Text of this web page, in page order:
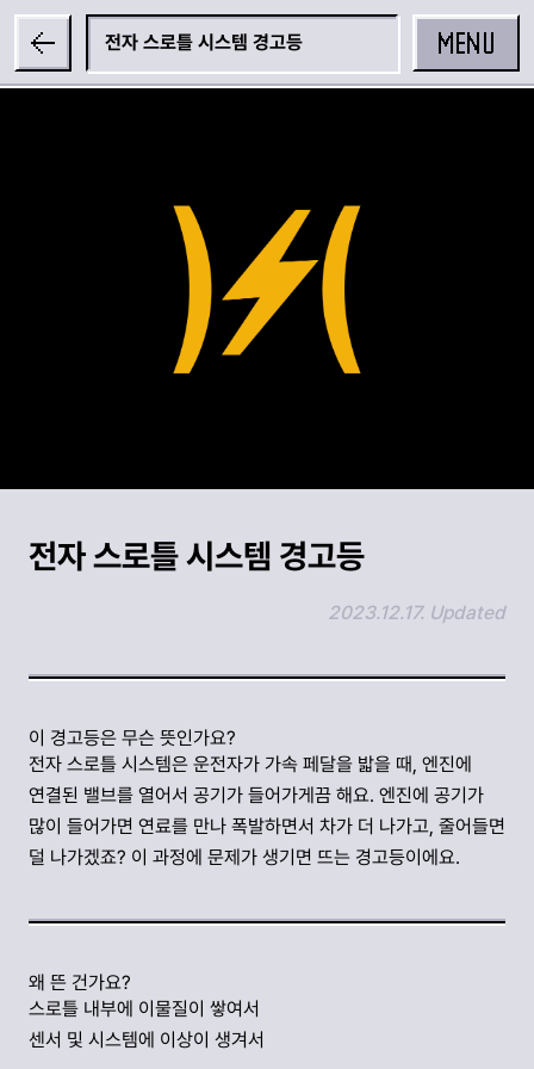
MENU
전자 스로틀 시스템 경고등
전자 스로틀 시스템 경고등
2023.12.17. Updated
이 경고등은 무슨 뜻인가요?
전자 스로틀 시스템은 운전자가 가속 페달을 밟을 때, 엔진에
연결된 밸브를 열어서 공기가 들어가게끔 해요. 엔진에 공기가
많이 들어가면 연료를 만나 폭발하면서 차가 더 나가고, 줄어들면
덜 나가겠죠? 이 과정에 문제가 생기면 뜨는 경고등이에요.
왜 뜬 건가요?
스로틀 내부에 이물질이 쌓여서
센서 및 시스템에 이상이 생겨서
링크 복사하기